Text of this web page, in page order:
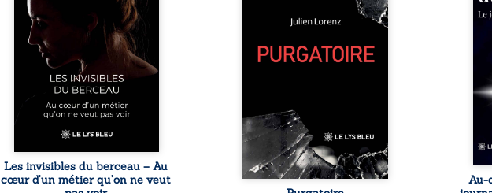
rémunérations dérisoires,
solitude, épuisement,
responsabilités écrasantes… À
travers des témoignages
saisissants et sa propre
expérience, Magali Vogel lève
le voile sur les coulisses d’une ...
Les invisibles du berceau – Au
cœur d’un métier qu’on ne veut
intime. Entre nouvelles
autobiographiques, poèmes
philosophiques, chaque texte
ouvre une porte sur
une rencontre inattendue sur
le chemin de la vie. ...
ses
prix
les
Au-